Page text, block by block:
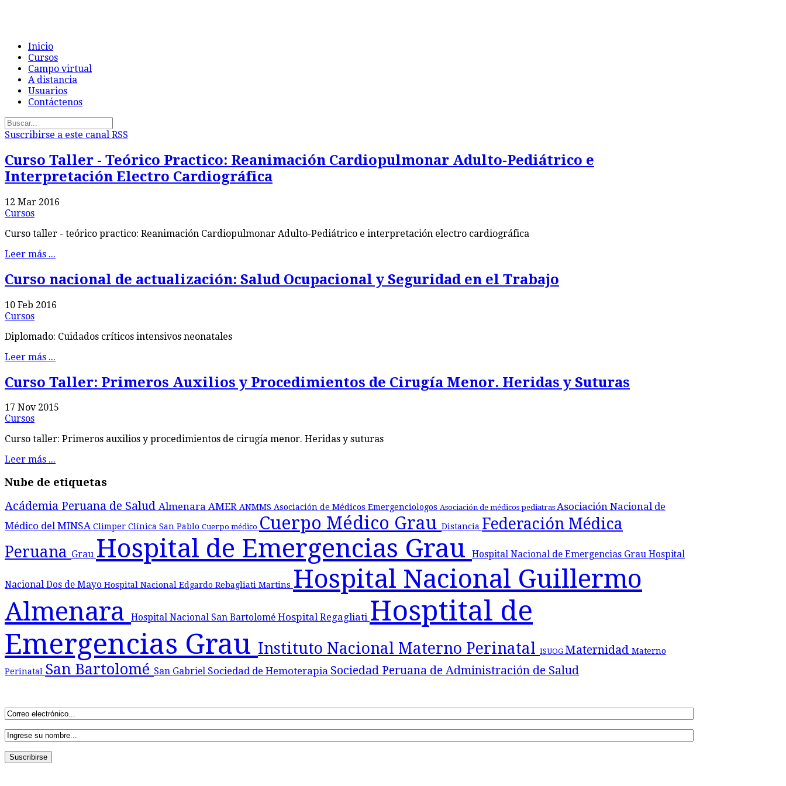
Inicio
Cursos
Campo virtual
A distancia
Usuarios
Contáctenos
Suscribirse a este canal RSS
Curso Taller - Teórico Practico: Reanimación Cardiopulmonar Adulto-Pediátrico e
Interpretación Electro Cardiográfica
12 Mar 2016
Cursos
Curso taller - teórico practico: Reanimación Cardiopulmonar Adulto-Pediátrico e interpretación electro cardiográfica
Leer más ...
Curso nacional de actualización: Salud Ocupacional y Seguridad en el Trabajo
10 Feb 2016
Cursos
Diplomado: Cuidados críticos intensivos neonatales
Leer más ...
Curso Taller: Primeros Auxilios y Procedimientos de Cirugía Menor. Heridas y Suturas
17 Nov 2015
Cursos
Curso taller: Primeros auxilios y procedimientos de cirugía menor. Heridas y suturas
Leer más ...
Nube de etiquetas
Acádemia Peruana de Salud Almenara AMER ANMMS Asociación de Médicos Emergenciologos Asociación de médicos pediatras Asociación Nacional de
Médico del MINSA Climper Clínica San Pablo Cuerpo médico Cuerpo Médico Grau Distancia Federación Médica
Peruana Grau Hospital de Emergencias Grau Hospital Nacional de Emergencias Grau Hospital
Nacional Dos de Mayo Hospital Nacional Edgardo Rebagliati Martins Hospital Nacional Guillermo
Almenara
Hospital Nacional San Bartolomé Hospital Regagliati Hosptital de
Emergencias Grau Instituto Nacional Materno Perinatal ISUOG Maternidad Materno
Perinatal San Bartolomé San Gabriel Sociedad de Hemoterapia Sociedad Peruana de Administración de Salud